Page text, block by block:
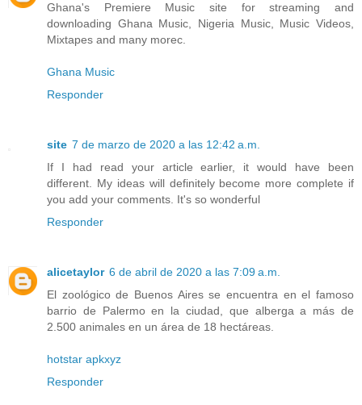
Ghana's Premiere Music site for streaming and
downloading Ghana Music, Nigeria Music, Music Videos,
Mixtapes and many morec.
Ghana Music
Responder
site 7 de marzo de 2020 a las 12:42 a.m.
If I had read your article earlier, it would have been
different. My ideas will definitely become more complete if
you add your comments. It's so wonderful
Responder
alicetaylor 6 de abril de 2020 a las 7:09 a.m.
El zoológico de Buenos Aires se encuentra en el famoso
barrio de Palermo en la ciudad, que alberga a más de
2.500 animales en un área de 18 hectáreas.
hotstar apkxyz
Responder